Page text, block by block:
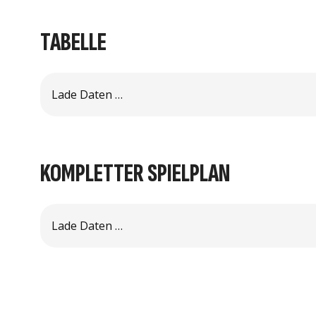
TABELLE
Noch nicht verfügbarFür dieses Team stehen